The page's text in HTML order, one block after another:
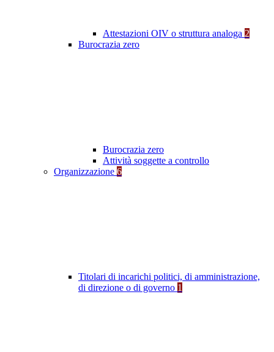
Attestazioni OIV o struttura analoga 2
Burocrazia zero
Burocrazia zero
Attività soggette a controllo
Organizzazione 6
Titolari di incarichi politici, di amministrazione,
di direzione o di governo 1